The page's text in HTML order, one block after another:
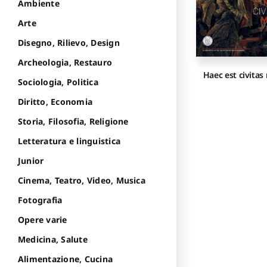
Haec est civitas
Ambiente
Arte
Disegno, Rilievo, Design
Archeologia, Restauro
Sociologia, Politica
Diritto, Economia
Storia, Filosofia, Religione
Letteratura e linguistica
Junior
Cinema, Teatro, Video, Musica
Fotografia
Opere varie
Medicina, Salute
Alimentazione, Cucina